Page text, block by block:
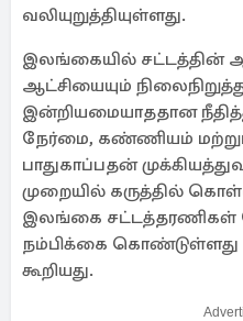
வலியுறுத்தியுள்ளது.
இலங்கையில் சட்டத்தின்
ஆட்சியையும்
இன்றியமையாததான
நேர்மை, கண்ணியம்
பாதுகாப்பதன்
முறையில் கருத்தில்
இலங்கை சட்டத்தரணிகள்
நம்பிக்கை கொண்டுள்ளது
கூறியது.